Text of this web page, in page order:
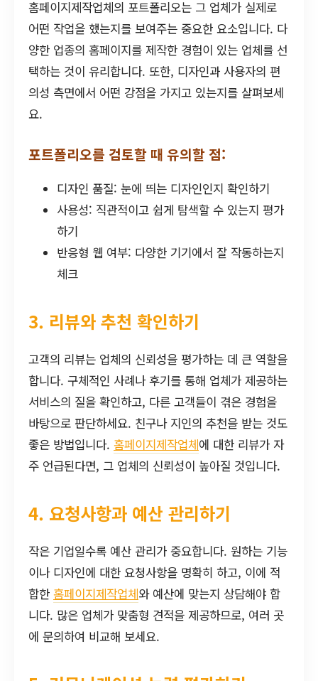
홈페이지제작업체의 포트폴리오는 그 업체가 실제로
어떤 작업을 했는지를 보여주는 중요한 요소입니다. 다
양한 업종의 홈페이지를 제작한 경험이 있는 업체를 선
택하는 것이 유리합니다. 또한, 디자인과 사용자의 편
의성 측면에서 어떤 강점을 가지고 있는지를 살펴보세
요.
포트폴리오를 검토할 때 유의할 점:
디자인 품질: 눈에 띄는 디자인인지 확인하기
사용성: 직관적이고 쉽게 탐색할 수 있는지 평가
하기
반응형 웹 여부: 다양한 기기에서 잘 작동하는지
체크
3. 리뷰와 추천 확인하기
고객의 리뷰는 업체의 신뢰성을 평가하는 데 큰 역할을
합니다. 구체적인 사례나 후기를 통해 업체가 제공하는
서비스의 질을 확인하고, 다른 고객들이 겪은 경험을
바탕으로 판단하세요. 친구나 지인의 추천을 받는 것도
좋은 방법입니다. 홈페이지제작업체에 대한 리뷰가 자
주 언급된다면, 그 업체의 신뢰성이 높아질 것입니다.
4. 요청사항과 예산 관리하기
작은 기업일수록 예산 관리가 중요합니다. 원하는 기능
이나 디자인에 대한 요청사항을 명확히 하고, 이에 적
합한 홈페이지제작업체와 예산에 맞는지 상담해야 합
니다. 많은 업체가 맞춤형 견적을 제공하므로, 여러 곳
에 문의하여 비교해 보세요.